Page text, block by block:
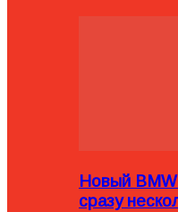
Новый BMW
сразу